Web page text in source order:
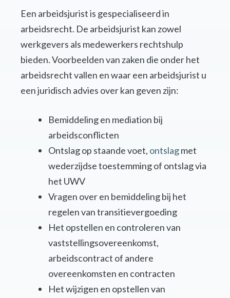
Een arbeidsjurist is gespecialiseerd in
arbeidsrecht. De arbeidsjurist kan zowel
werkgevers als medewerkers rechtshulp
bieden. Voorbeelden van zaken die onder het
arbeidsrecht vallen en waar een arbeidsjurist u
een juridisch advies over kan geven zijn:
Bemiddeling en mediation bij
arbeidsconflicten
Ontslag op staande voet, ontslagmet
wederzijdse toestemming of ontslag via
het UWV
Vragen over en bemiddeling bij het
regelen van transitievergoeding
Het opstellen en controleren van
vaststellingsovereenkomst,
arbeidscontract of andere
overeenkomsten en contracten
Het wijzigen en opstellen van